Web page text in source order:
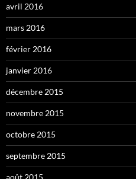
avril 2016
mars 2016
février 2016
janvier 2016
décembre 2015
novembre 2015
octobre 2015
septembre 2015
août 2015